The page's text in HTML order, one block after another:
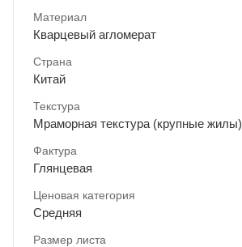
Материал
Кварцевый агломерат
Страна
Китай
Текстура
Мраморная текстура (крупные жилы)
Фактура
Глянцевая
Ценовая категория
Средняя
Размер листа